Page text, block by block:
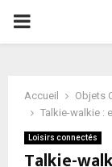
PRIMARY
Accueil Objets
Talkie-walkie :
Loisirs connectés
Talkie-